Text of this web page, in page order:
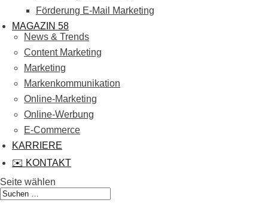
Förderung E-Mail Marketing
MAGAZIN 58
News & Trends
Content Marketing
Marketing
Markenkommunikation
Online-Marketing
Online-Werbung
E-Commerce
KARRIERE
✉️ KONTAKT
Seite wählen